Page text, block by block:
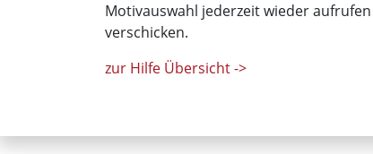
Motivauswahl jederzeit wieder
verschicken.
zur Hilfe Übersicht ->